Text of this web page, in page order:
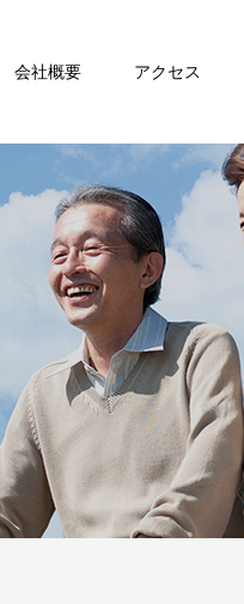
会社概要 アクセス